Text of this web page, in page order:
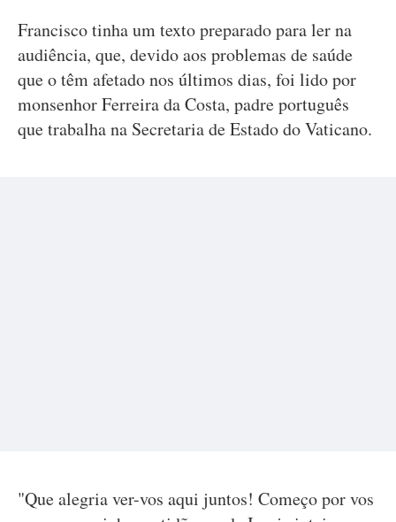
Francisco tinha um texto preparado para ler na
audiência, que, devido aos problemas de saúde
que o têm afetado nos últimos dias, foi lido por
monsenhor Ferreira da Costa, padre português
que trabalha na Secretaria de Estado do Vaticano.
"Que alegria ver-vos aqui juntos! Começo por vos